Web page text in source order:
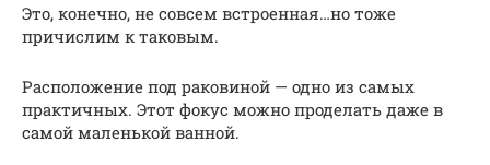
Это, конечно, не совсем встроенная…но тоже
причислим к таковым.
Расположение под раковиной — одно из самых
практичных. Этот фокус можно проделать даже в
самой маленькой ванной.